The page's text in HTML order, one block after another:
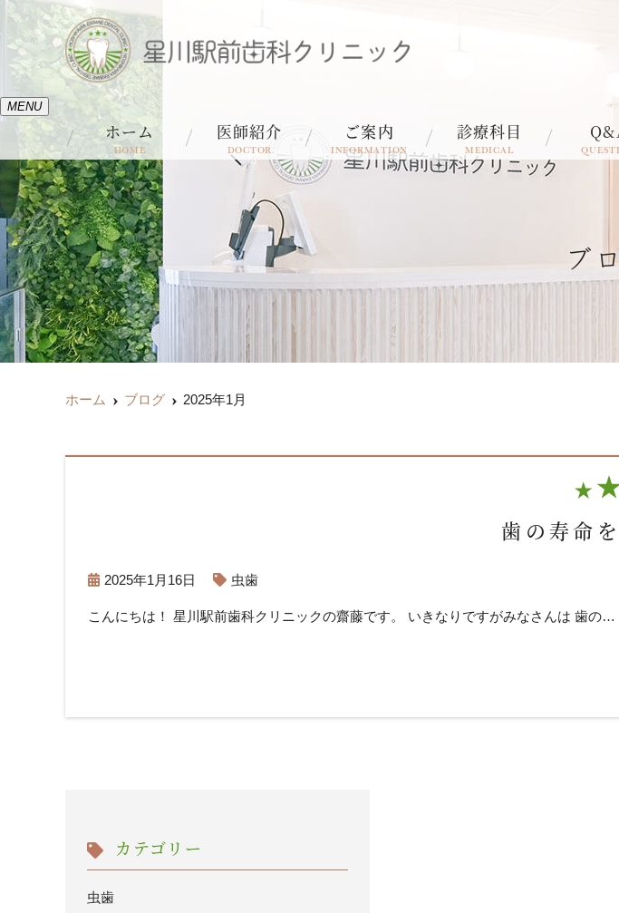
MENU
ホーム
HOME
医師紹介
DOCTOR
ご案内
INFORMATION
診療科目
MEDICAL
ブ
ホーム ブログ 2025年1月
歯の寿命
2025年1月16日 虫歯
こんにちは！ 星川駅前歯科クリニックの齋藤です。 いきなりですがみなさんは 歯の…
カテゴリー
虫歯